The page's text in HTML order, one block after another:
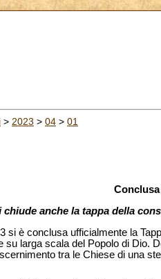
> 2023 > 04 > 01
chiude anche la tappa della
si è conclusa ufficialmente la
su larga scala del Popolo di Dio.
tra le Chiese di una